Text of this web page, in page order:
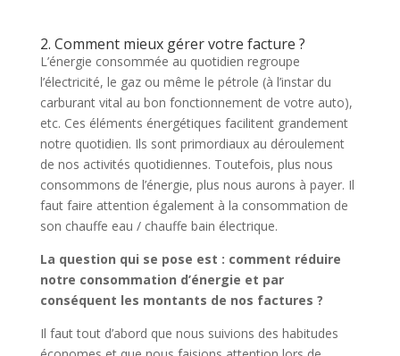
2. Comment mieux gérer votre facture ?
L’énergie consommée au quotidien regroupe
l’électricité, le gaz ou même le pétrole (à l’instar du
carburant vital au bon fonctionnement de votre auto),
etc. Ces éléments énergétiques facilitent grandement
notre quotidien. Ils sont primordiaux au déroulement
de nos activités quotidiennes. Toutefois, plus nous
consommons de l’énergie, plus nous aurons à payer. Il
faut faire attention également à la consommation de
son chauffe eau / chauffe bain électrique.
La question qui se pose est : comment réduire
notre consommation d’énergie et par
conséquent les montants de nos factures ?
Il faut tout d’abord que nous suivions des habitudes